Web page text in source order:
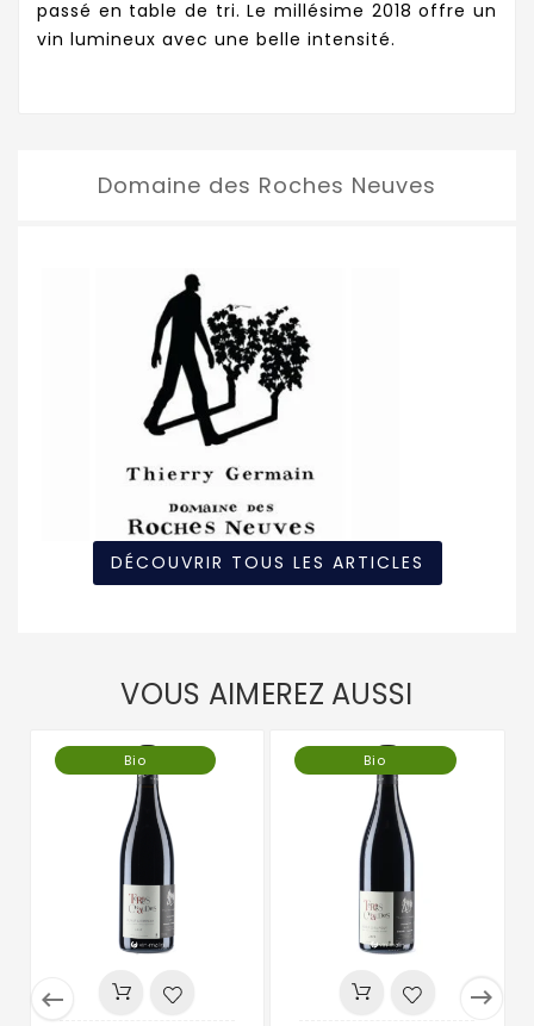
passé en table de tri. Le millésime 2018 offre un
vin lumineux avec une belle intensité.
Domaine des Roches Neuves
DÉCOUVRIR TOUS LES ARTICLES
VOUS AIMEREZ AUSSI
 
Bio Bio